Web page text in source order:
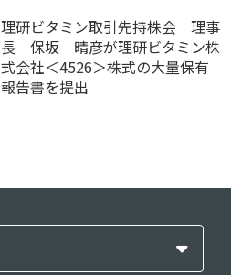
理研ビタミン取引先持株会 理事
長 保坂 晴彦が理研ビタミン株
式会社＜4526＞株式の大量保有
報告書を提出